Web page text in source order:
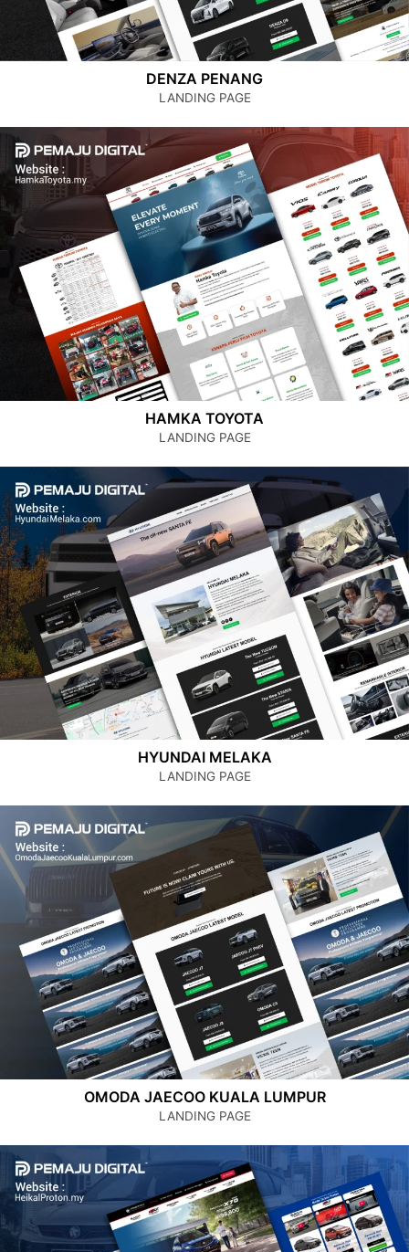
DENZA PENANG
LANDING PAGE
HAMKA TOYOTA
LANDING PAGE
HYUNDAI MELAKA
LANDING PAGE
OMODA JAECOO KUALA LUMPUR
LANDING PAGE